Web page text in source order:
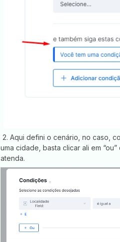
2. Aqui defini o cenário, no caso,
uma cidade, basta clicar ali em
atenda.